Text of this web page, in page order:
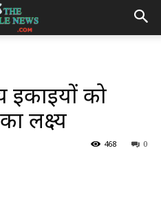
इकाइयों को
लक्ष्य
0
468